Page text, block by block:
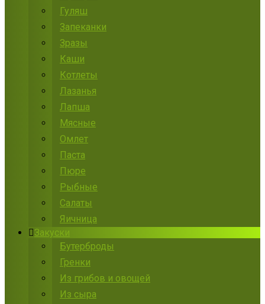
Гуляш
Запеканки
Зразы
Каши
Котлеты
Лазанья
Лапша
Мясные
Омлет
Паста
Пюре
Рыбные
Салаты
Яичница
Закуски
Бутерброды
Гренки
Из грибов и овощей
Из сыра